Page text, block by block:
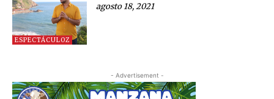
ESPECTÁCULOZ
agosto 18, 2021
- Advertisement -